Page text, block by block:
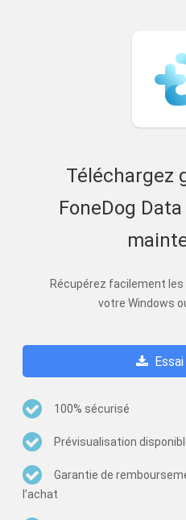
Téléchargez
FoneDog
Récupérez facilement
votre Windows
100% sécurisé
Prévisualisation
Garantie de
l’achat